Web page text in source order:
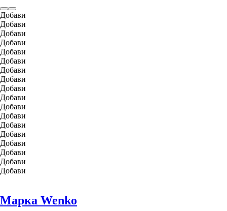
Добави
Добави
Добави
Добави
Добави
Добави
Добави
Добави
Добави
Добави
Добави
Добави
Добави
Добави
Добави
Добави
Добави
Добави
Марка Wenko